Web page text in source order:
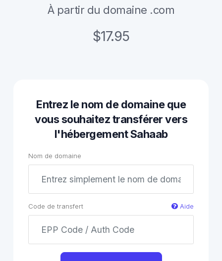
À partir du domaine .com
$17.95
Entrez le nom de domaine que
vous souhaitez transférer vers
l'hébergement Sahaab
Nom de domaine
Code de transfert Aide